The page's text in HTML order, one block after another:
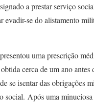
a prestar serviço
evadir-se do alistamento
uma prescrição
cerca de um ano
se isentar das obrigações
social. Após uma